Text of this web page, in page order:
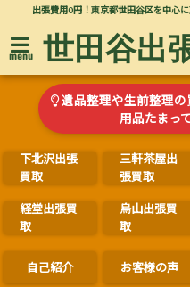
出張費用0円！東京都世田谷区を中心
menu 世田谷出
遺品整理や生前整理
用品たまっ
下北沢出張
買取
三軒茶屋出
張買取
経堂出張買
取
烏山出張買
取
自己紹介 お客様の声